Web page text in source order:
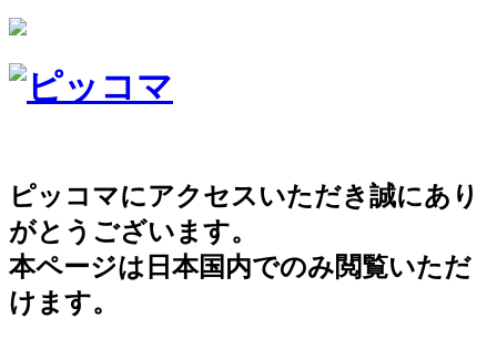
ピッコマにアクセスいただき誠にあり
がとうございます。
本ページは日本国内でのみ閲覧いただ
けます。